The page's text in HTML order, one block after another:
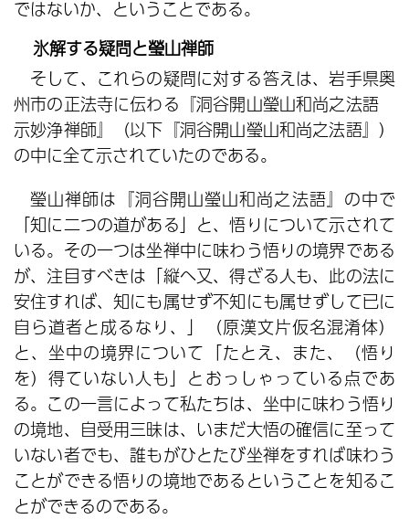
ではないか、ということである。
氷解する疑問と瑩山禅師
そして、これらの疑問に対する答えは、岩手県奥
州市の正法寺に伝わる『洞谷開山瑩山和尚之法語
示妙浄禅師』（以下『洞谷開山瑩山和尚之法語』）
の中に全て示されていたのである。
瑩山禅師は『洞谷開山瑩山和尚之法語』の中で
「知に二つの道がある」と、悟りについて示されて
いる。その一つは坐禅中に味わう悟りの境界である
が、注目すべきは「縦へ又、得ざる人も、此の法に
安住すれば、知にも属せず不知にも属せずして已に
自ら道者と成るなり、」（原漢文片仮名混淆体）
と、坐中の境界について「たとえ、また、（悟り
を）得ていない人も」とおっしゃっている点であ
る。この一言によって私たちは、坐中に味わう悟り
の境地、自受用三昧は、いまだ大悟の確信に至って
いない者でも、誰もがひとたび坐禅をすれば味わう
ことができる悟りの境地であるということを知るこ
とができるのである。